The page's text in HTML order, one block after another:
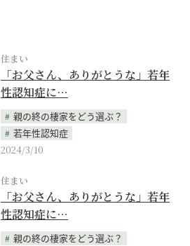
住まい
「お父さん、ありがとうな」若年
性認知症に…
親の終の棲家をどう選ぶ？
若年性認知症
2024/3/10
住まい
「お父さん、ありがとうな」若年
性認知症に…
親の終の棲家をどう選ぶ？